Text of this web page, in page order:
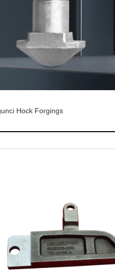
Hock Forgings